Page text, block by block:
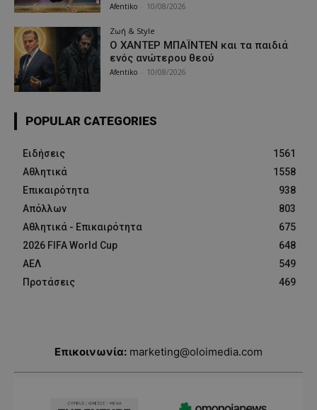
Afentiko 10/08/2026
Ζωή & Style
Ο ΧΑΝΤΕΡ ΜΠΑΪΝΤΕΝ και τα παιδιά
ενός ανώτερου θεού
Afentiko 10/08/2026
POPULAR CATEGORIES
Ειδήσεις
1561
Αθλητικά
1558
Επικαιρότητα
938
Απόλλων
803
Αθλητικά - Επικαιρότητα
675
2026 FIFA World Cup
648
ΑΕΛ
549
Προτάσεις
469
Επικοινωνία: marketing@oloimedia.com